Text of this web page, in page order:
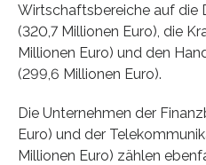
Wirtschaftsbereiche auf die
(320,7 Millionen Euro), die
Millionen Euro) und den
(299,6 Millionen Euro).
Die Unternehmen der
Euro) und der
Millionen Euro) zählen